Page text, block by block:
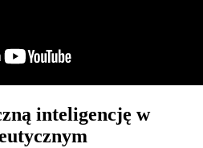
inteligencję w